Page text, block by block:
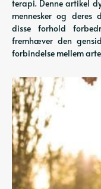
terapi. Denne artikel
mennesker og deres
disse forhold
fremhæver den
forbindelse mellem